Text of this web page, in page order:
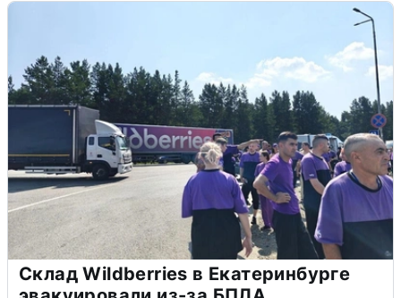
Склад Wildberries в Екатеринбурге